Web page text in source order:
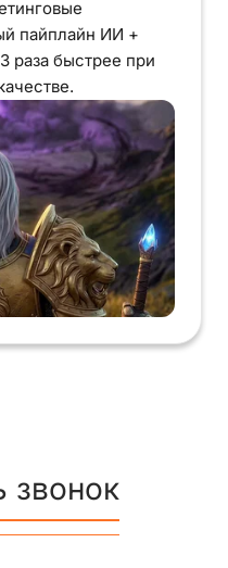
пайплайн ИИ +
раза быстрее при
звонок